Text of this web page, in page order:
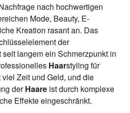
nach hochwertigen
Mode, Beauty, E-
Kreation rasant an. Das
der
langem ein Schmerzpunkt in
Haarstyling für
Zeit und Geld, und die
derHaare ist durch komplexe
Effekte eingeschränkt.